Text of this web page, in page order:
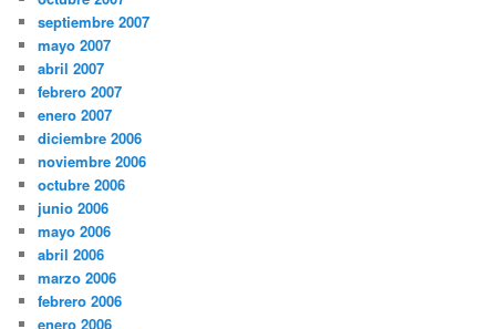
septiembre 2007
mayo 2007
abril 2007
febrero 2007
enero 2007
diciembre 2006
noviembre 2006
octubre 2006
junio 2006
mayo 2006
abril 2006
marzo 2006
febrero 2006
enero 2006